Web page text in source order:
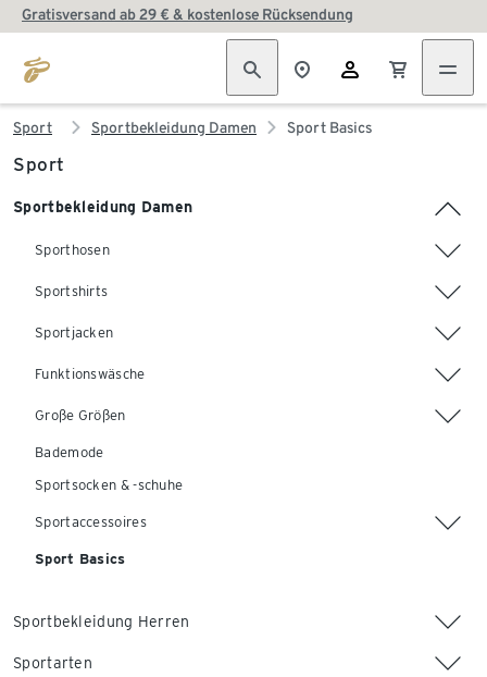
Gratisversand ab 29 € & kostenlose Rücksendung
Sport Sportbekleidung Damen Sport Basics
Sport
Sportbekleidung Damen
Sporthosen
Sportshirts
Sportjacken
Funktionswäsche
Große Größen
Bademode
Sportsocken & -schuhe
Sportaccessoires
Sport Basics
Sportbekleidung Herren
Sportarten